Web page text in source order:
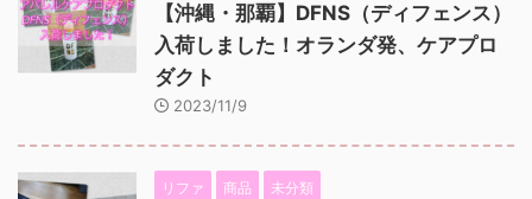
【沖縄・那覇】DFNS（ディフェンス）
入荷しました！オランダ発、ケアプロ
ダクト
2023/11/9
リファ 商品 未分類